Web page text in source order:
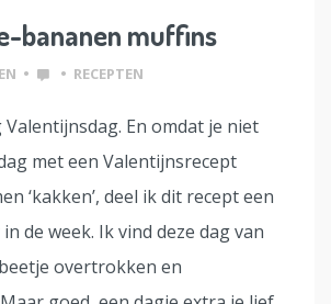
bananen muffins
• • RECEPTEN
Valentijnsdag. En omdat je niet
met een Valentijnsrecept
‘kakken’, deel ik dit recept een
de week. Ik vind deze dag van
overtrokken en